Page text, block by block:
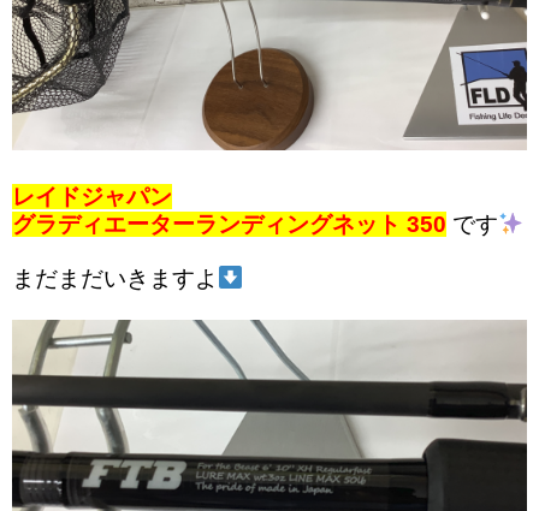
レイドジャパン
グラディエーターランディングネット 350 です
まだまだいきますよ